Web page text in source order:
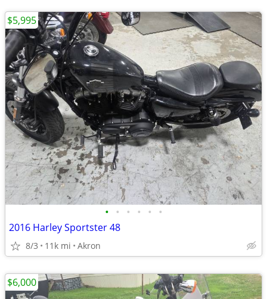
• • • • • •
2016 Harley Sportster 48
8/3 11k mi Akron
$5,995
$6,000